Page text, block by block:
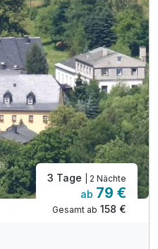
3 Tage | 2 Nächte
ab 79 €
Gesamt ab 158 €